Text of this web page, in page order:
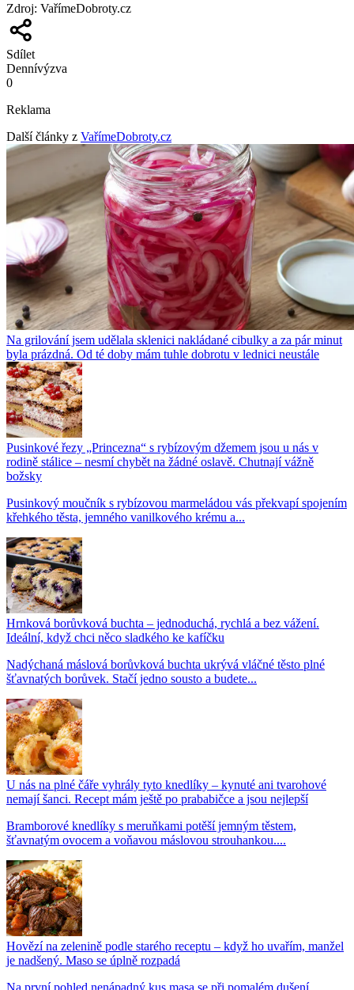
Zdroj: VařímeDobroty.cz
Sdílet
Dennívýzva
0
Reklama
Další články z VařímeDobroty.cz
Na grilování jsem udělala sklenici nakládané cibulky a za pár minut
byla prázdná. Od té doby mám tuhle dobrotu v lednici neustále
Pusinkové řezy „Princezna“ s rybízovým džemem jsou u nás v
rodině stálice – nesmí chybět na žádné oslavě. Chutnají vážně
božsky
Pusinkový moučník s rybízovou marmeládou vás překvapí spojením
křehkého těsta, jemného vanilkového krému a...
Hrnková borůvková buchta – jednoduchá, rychlá a bez vážení.
Ideální, když chci něco sladkého ke kafíčku
Nadýchaná máslová borůvková buchta ukrývá vláčné těsto plné
šťavnatých borůvek. Stačí jedno sousto a budete...
U nás na plné čáře vyhrály tyto knedlíky – kynuté ani tvarohové
nemají šanci. Recept mám ještě po prababičce a jsou nejlepší
Bramborové knedlíky s meruňkami potěší jemným těstem,
šťavnatým ovocem a voňavou máslovou strouhankou....
Hovězí na zelenině podle starého receptu – když ho uvařím, manžel
je nadšený. Maso se úplně rozpadá
Na první pohled nenápadný kus masa se při pomalém dušení